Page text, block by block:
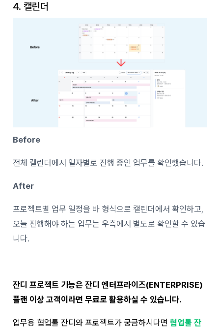
4. 캘린더
Before
전체 캘린더에서 일자별로 진행 중인 업무를 확인했습니다.
After
프로젝트별 업무 일정을 바 형식으로 캘린더에서 확인하고,
오늘 진행해야 하는 업무는 우측에서 별도로 확인할 수 있습
니다.
잔디 프로젝트 기능은 잔디 엔터프라이즈(ENTERPRISE)
플랜 이상 고객이라면 무료로 활용하실 수 있습니다.
업무용 협업툴 잔디와 프로젝트가 궁금하시다면협업툴 잔